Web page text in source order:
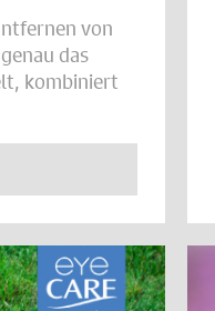
von
das
kombiniert